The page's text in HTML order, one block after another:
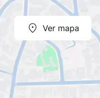
Ver mapa